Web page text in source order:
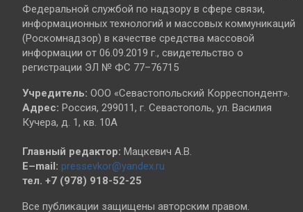
Федеральной службой по надзору в сфере связи,
информационных технологий и массовых коммуникаций
(Роскомнадзор) в качестве средства массовой
информации от 06.09.2019 г., свидетельство о
регистрации ЭЛ № ФС 77–76715
Учредитель: ООО «Севастопольский Корреспондент».
Адрес: Россия, 299011, г. Севастополь, ул. Василия
Кучера, д. 1, кв. 10А
Главный редактор: Мацкевич А.В.
E–mail: pressevkor@yandex.ru
тел. +7 (978) 918-52-25
Все публикации защищены авторским правом.